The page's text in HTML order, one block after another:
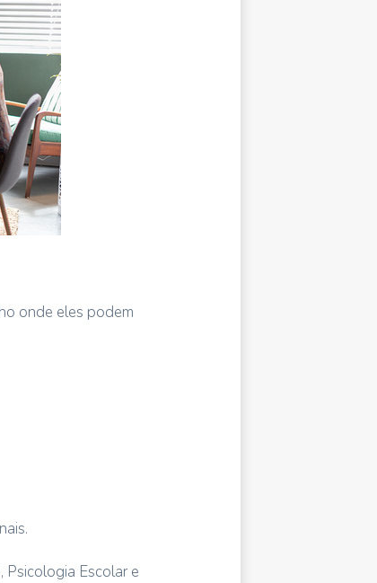
onde eles podem
Escolar e